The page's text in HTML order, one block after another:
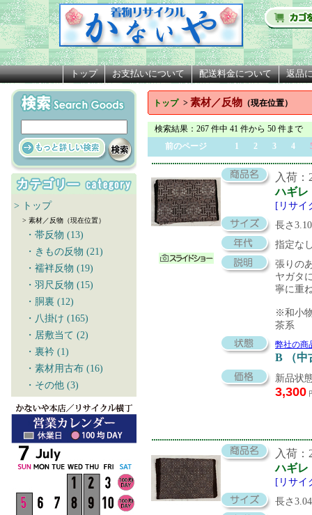
トップ お支払いについて 配送料金について 返品
> トップ
> 素材／反物（現在位置）
・帯反物 (13)
・きもの反物 (21)
・襦袢反物 (19)
・羽尺反物 (15)
・胴裏 (12)
・八掛け (165)
・居敷当て (2)
・裏衿 (1)
・素材用古布 (16)
・その他 (3)
トップ > 素材／反物 （現在位置）
検索結果 ：267 件中 41 件から 50 件まで
前のページ
1 2 3 4
入荷：
ハギレ
[リサイ
長さ
指定な
張りの
ヤガタ
寧に重
※和小
茶系
弊社の商
B （中
新品状
3,300
入荷：
ハギレ
[リサイ
長さ